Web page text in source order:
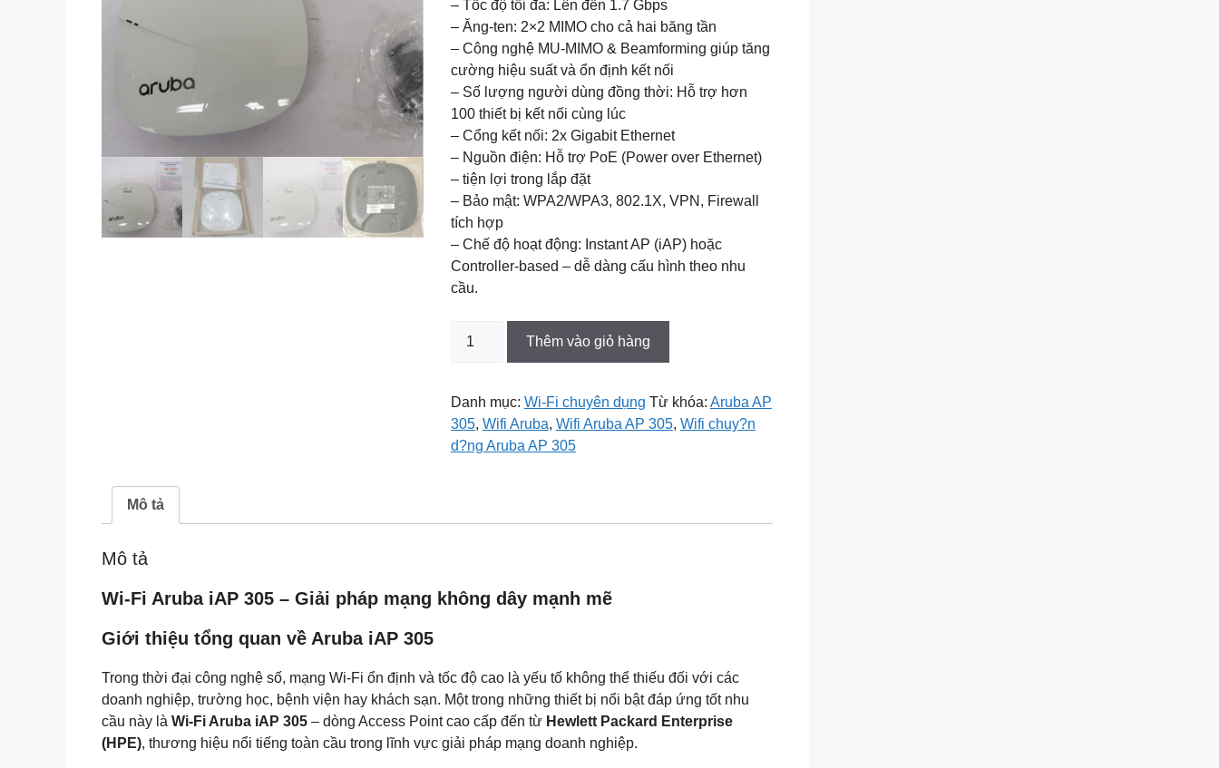
– Tốc độ tối đa: Lên đến 1.7 Gbps
– Ăng-ten: 2×2 MIMO cho cả hai băng tần
– Công nghệ MU-MIMO & Beamforming giúp tăng
cường hiệu suất và ổn định kết nối
– Số lượng người dùng đồng thời: Hỗ trợ hơn
100 thiết bị kết nối cùng lúc
– Cổng kết nối: 2x Gigabit Ethernet
– Nguồn điện: Hỗ trợ PoE (Power over Ethernet)
– tiện lợi trong lắp đặt
– Bảo mật: WPA2/WPA3, 802.1X, VPN, Firewall
tích hợp
– Chế độ hoạt động: Instant AP (iAP) hoặc
Controller-based – dễ dàng cấu hình theo nhu
cầu.
Fi
Aruba
AP
Thêm vào giỏ hàng
Danh mục: Wi-Fi chuyên dụng Từ khóa: Aruba AP
305, Wifi Aruba, Wifi Aruba AP 305, Wifi chuy?n
d?ng Aruba AP 305
Mô tả
Mô tả
Wi-Fi Aruba iAP 305 – Giải pháp mạng không dây mạnh mẽ
Giới thiệu tổng quan về Aruba iAP 305
Trong thời đại công nghệ số, mạng Wi-Fi ổn định và tốc độ cao là yếu tố không thể thiếu đối với các
doanh nghiệp, trường học, bệnh viện hay khách sạn. Một trong những thiết bị nổi bật đáp ứng tốt nhu
cầu này là Wi-Fi Aruba iAP 305 – dòng Access Point cao cấp đến từ Hewlett Packard Enterprise
(HPE), thương hiệu nổi tiếng toàn cầu trong lĩnh vực giải pháp mạng doanh nghiệp.